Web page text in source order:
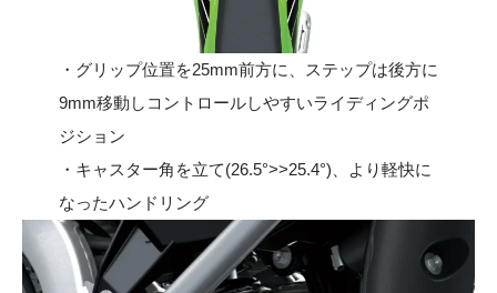
・グリップ位置を25mm前方に、ステップは後方に
9mm移動しコントロールしやすいライディングポ
ジション
・キャスター角を立て(26.5°>>25.4°)、より軽快に
なったハンドリング